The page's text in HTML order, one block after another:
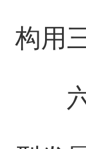
构用
六